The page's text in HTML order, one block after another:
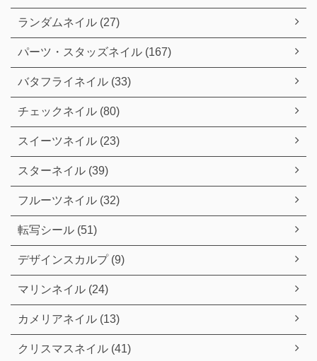
ランダムネイル (27)
パーツ・スタッズネイル (167)
バタフライネイル (33)
チェックネイル (80)
スイーツネイル (23)
スターネイル (39)
フルーツネイル (32)
転写シール (51)
デザインスカルプ (9)
マリンネイル (24)
カメリアネイル (13)
クリスマスネイル (41)